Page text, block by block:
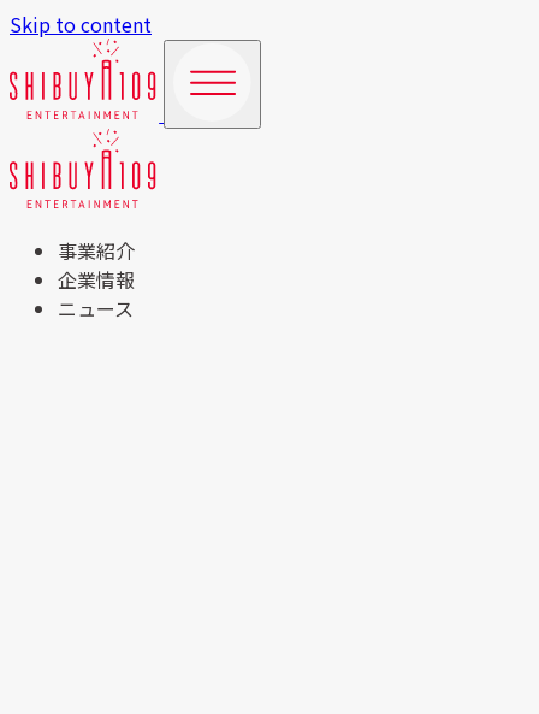
Skip to content
事業紹介
企業情報
ニュース